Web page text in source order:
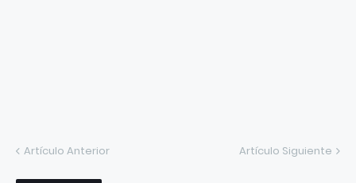
Artículo Anterior Artículo Siguiente